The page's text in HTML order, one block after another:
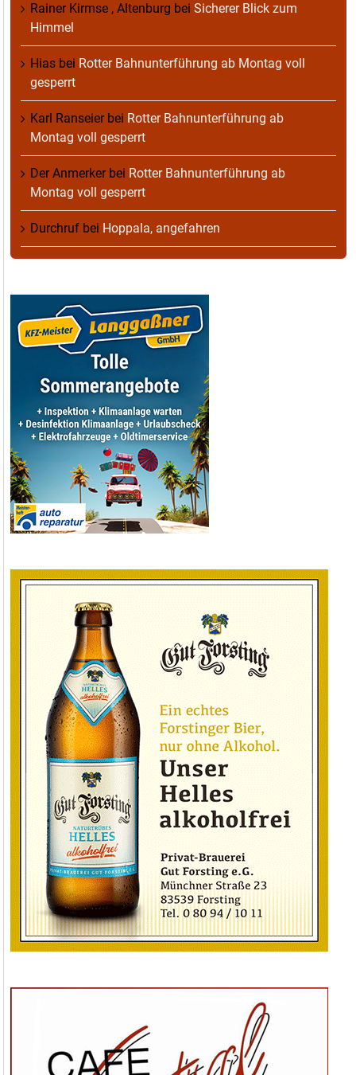
Rainer Kirmse , Altenburg bei Sicherer Blick zum
Himmel
Hias bei Rotter Bahnunterführung ab Montag voll
gesperrt
Karl Ranseierbei Rotter Bahnunterführung ab
Montag voll gesperrt
Der Anmerkerbei Rotter Bahnunterführung ab
Montag voll gesperrt
Durchruf bei Hoppala, angefahren